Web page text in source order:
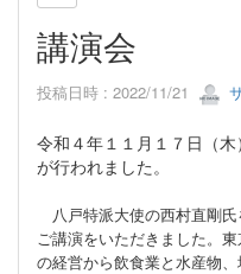
講演会
投稿日時 : 2022/11/21
令和４年１１月１７日（
が行われました。
八戸特派大使の西村直剛
ご講演をいただきました。
の経営から飲食業と水産物